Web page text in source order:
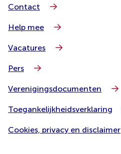
Contact
Help mee
Vacatures
Pers
Verenigingsdocumenten
Toegankelijkheidsverklaring
Cookies, privacy en disclaimer